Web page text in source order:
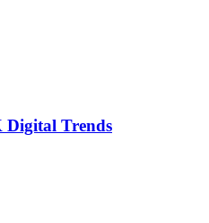
Digital Trends